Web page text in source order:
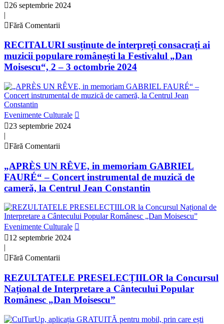
26 septembrie 2024
|
Fără Comentarii
RECITALURI susținute de interpreți consacrați ai
muzicii populare românești la Festivalul „Dan
Moisescu“, 2 – 3 octombrie 2024
Evenimente Culturale
23 septembrie 2024
|
Fără Comentarii
„APRÈS UN RÊVE, in memoriam GABRIEL
FAURÉ“ – Concert instrumental de muzică de
cameră, la Centrul Jean Constantin
Evenimente Culturale
12 septembrie 2024
|
Fără Comentarii
REZULTATELE PRESELECȚIILOR la Concursul
Național de Interpretare a Cântecului Popular
Românesc „Dan Moisescu”